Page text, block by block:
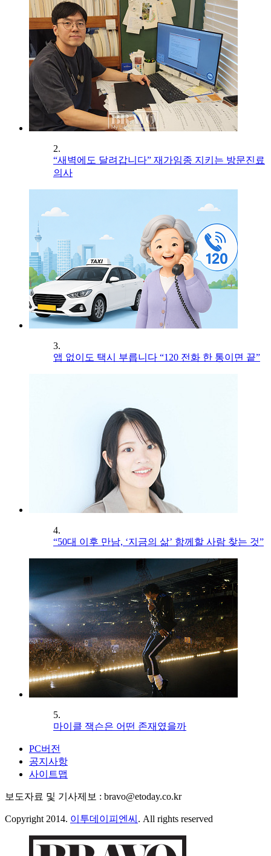
2.
“새벽에도 달려갑니다” 재가임종 지키는 방문진료
의사
3.
앱 없이도 택시 부릅니다 “120 전화 한 통이면 끝”
4.
“50대 이후 만남, ‘지금의 삶’ 함께할 사람 찾는 것”
5.
마이클 잭슨은 어떤 존재였을까
PC버전
공지사항
사이트맵
보도자료 및 기사제보 : bravo@etoday.co.kr
Copyright 2014. 이투데이피엔씨 . All rights reserved